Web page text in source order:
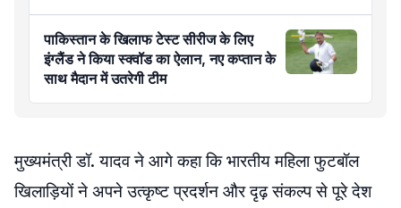
पाकिस्तान के खिलाफ टेस्ट सीरीज के लिए
इंग्लैंड ने किया स्क्वॉड का ऐलान, नए कप्तान के
साथ मैदान में उतरेगी टीम
मुख्यमंत्री डॉ. यादव ने आगे कहा कि भारतीय महिला फुटबॉल
खिलाड़ियों ने अपने उत्कृष्ट प्रदर्शन और दृढ़ संकल्प से पूरे देश